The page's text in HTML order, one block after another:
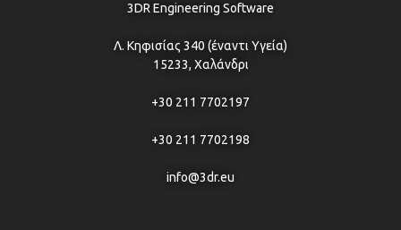
3DR Engineering Software
Λ. Κηφισίας 340 (έναντι Υγεία)
15233, Χαλάνδρι
+30 211 7702197
+30 211 7702198
info@3dr.eu